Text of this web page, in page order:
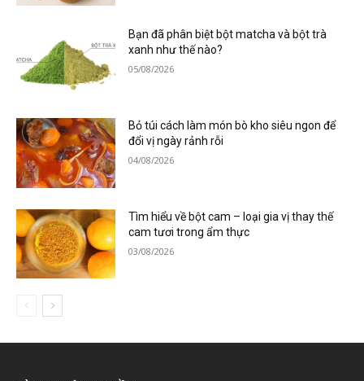
Bạn đã phân biệt bột matcha và bột trà
xanh như thế nào?
05/08/2026
Bỏ túi cách làm món bò kho siêu ngon để
đổi vị ngày rảnh rỗi
04/08/2026
Tìm hiểu về bột cam – loại gia vị thay thế
cam tươi trong ẩm thực
03/08/2026